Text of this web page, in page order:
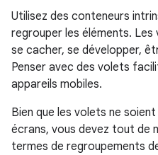
Utilisez des conteneurs
regrouper les éléments.
se cacher, se développer,
Penser avec des volets
appareils mobiles.
Bien que les volets ne
écrans, vous devez tout de
termes de regroupements